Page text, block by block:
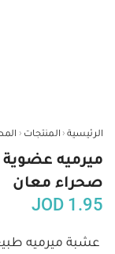
الرئيسية ‹ المنتجات ‹
ميرميه
صحراء معان
JOD 1.95
عشبة ميرميه